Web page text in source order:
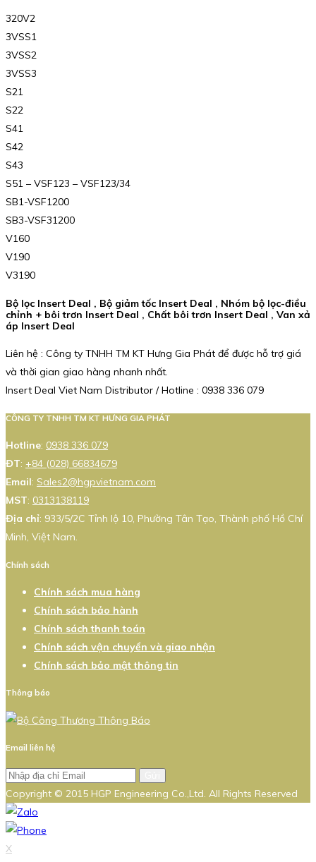
320V2
3VSS1
3VSS2
3VSS3
S21
S22
S41
S42
S43
S51 – VSF123 – VSF123/34
SB1-VSF1200
SB3-VSF31200
V160
V190
V3190
Bộ lọc Insert Deal , Bộ giảm tốc Insert Deal , Nhóm bộ lọc-điều
chỉnh + bôi trơn Insert Deal , Chất bôi trơn Insert Deal , Van xả
áp Insert Deal
Liên hệ : Công ty TNHH TM KT Hưng Gia Phát để được hỗ trợ giá
và thời gian giao hàng nhanh nhất.
Insert Deal Viet Nam Distributor / Hotline : 0938 336 079
CÔNG TY TNHH TM KT HƯNG GIA PHÁT
Hotline: 0938 336 079
ĐT: +84 (028) 66834679
Email: Sales2@hgpvietnam.com
MST: 0313138119
Địa chỉ: 933/5/2C Tỉnh lộ 10, Phường Tân Tạo, Thành phố Hồ Chí
Minh, Việt Nam.
Chính sách
Chính sách mua hàng
Chính sách bảo hành
Chính sách thanh toán
Chính sách vận chuyển và giao nhận
Chính sách bảo mật thông tin
Thông báo
Email liên hệ
Copyright © 2015 HGP Engineering Co.,Ltd. All Rights Reserved
X